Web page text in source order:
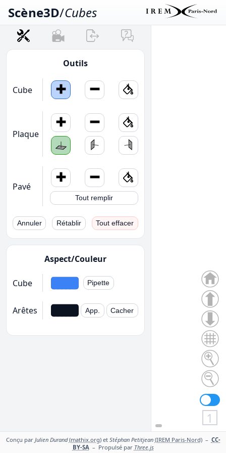
Scène3D/Cubes
Outils
Cube
Plaque
Pavé
Tout remplir
Annuler Rétablir Tout effacer
Aspect/Couleur
Cube Pipette
Arêtes App. Cacher
1
Conçu par Julien Durand (mathix.org)et Stéphan Petitjean (IREM Paris-Nord)– CC-
BY-SA– Propulsé par Three.js